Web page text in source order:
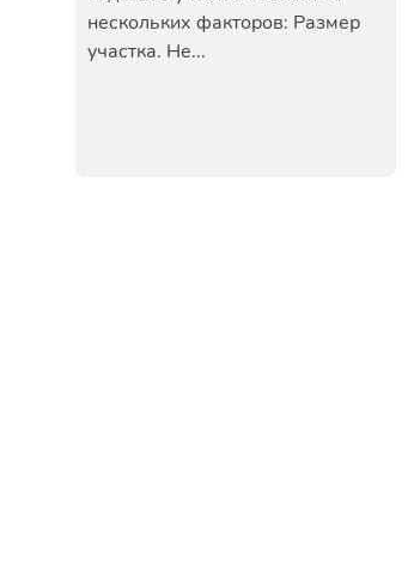
нескольких факторов: Размер
участка. Не...